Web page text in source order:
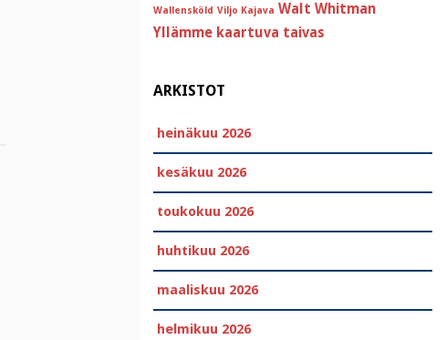
Wallensköld Viljo Kajava Walt Whitman
Yllämme kaartuva taivas
ARKISTOT
heinäkuu 2026
kesäkuu 2026
toukokuu 2026
huhtikuu 2026
maaliskuu 2026
helmikuu 2026